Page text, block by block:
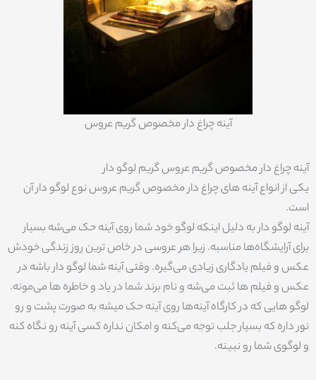
آینه چراغ دار مخصوص گریم عروس
آینه چراغ دار مخصوص گریم عروس گریم لوگو دار
یکی از انواع آینه های چراغ دار مخصوص گریم عروس نوع لوگو دار آن
است.
آینه لوگو دار به دلیل اینکه لوگو خود شما روی آینه حک می‌شه بسیار
برای آرایشگاه‌ها مناسبه. زیرا هر عروسی در خاص ترین روز زندگی خودش
عکس و فیلم یادگاری زیادی می‌گیره. وقتی آینه شما لوگو دار باشه در
عکس و فیلم ها ثبت می‌شه و نام برند شما در یاد و خاطره ها می‌مونه.
لوگو هایی که در کارگاه آینه‌ها روی آینه حک میشه به صورت پشت و رو
نور داره که بسیار جلب توجه می‌کنه و امکان نداره کسی آینه رو نگاه کنه
و لوگوی شما رو نبینه.